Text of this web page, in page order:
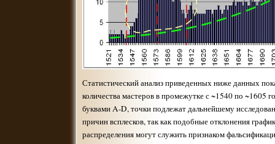
Статистический анализ приведенных ниже данных
количества мастеров в промежутке с ~1540 по ~1605
буквами A-D, точки подлежат дальнейшему
причин всплесков, так как подобные отклонения
распределения могут служить признаком